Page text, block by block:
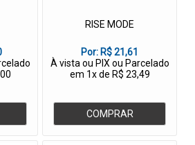
RISE MODE
Por: R$ 21,61
À vista ou PIX ou Parcelado
em 1x de R$ 23,49
COMPRAR